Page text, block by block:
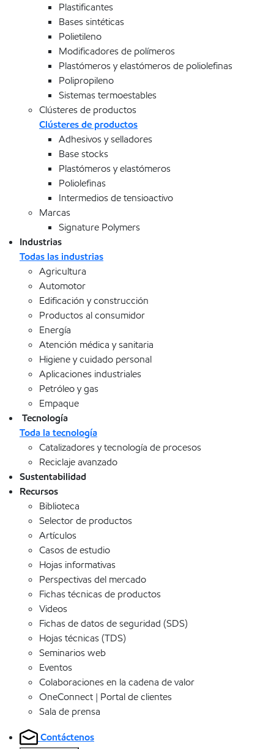
Plastificantes
Bases sintéticas
Polietileno
Modificadores de polímeros
Plastómeros y elastómeros de poliolefinas
Polipropileno
Sistemas termoestables
Clústeres de productos
Clústeres de productos
Adhesivos y selladores
Base stocks
Plastómeros y elastómeros
Poliolefinas
Intermedios de tensioactivo
Marcas
Signature Polymers
Industrias
Todas las industrias
Agricultura
Automotor
Edificación y construcción
Productos al consumidor
Energía
Atención médica y sanitaria
Higiene y cuidado personal
Aplicaciones industriales
Petróleo y gas
Empaque
Tecnología
Toda la tecnología
Catalizadores y tecnología de procesos
Reciclaje avanzado
Sustentabilidad
Recursos
Biblioteca
Selector de productos
Artículos
Casos de estudio
Hojas informativas
Perspectivas del mercado
Fichas técnicas de productos
Videos
Fichas de datos de seguridad (SDS)
Hojas técnicas (TDS)
Seminarios web
Eventos
Colaboraciones en la cadena de valor
OneConnect | Portal de clientes
Sala de prensa
Contáctenos